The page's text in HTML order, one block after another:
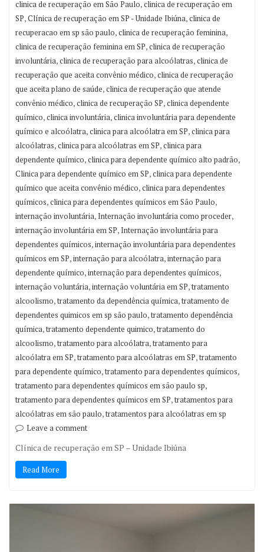
clinica de recuperação em São Paulo,clinica de recuperação em
SP,Clínica de recuperação em SP - Unidade Ibiúna,clinica de
recuperacao em sp são paulo,clinica de recuperação feminina,
clinica de recuperação feminina em SP,clinica de recuperação
involuntária,clinica de recuperação para alcoólatras,clinica de
recuperação que aceita convênio médico,clinica de recuperação
que aceita plano de saúde,clinica de recuperação que atende
convênio médico,clinica de recuperação SP,clinica dependente
químico,clinica involuntária,clinica involuntária para dependente
químico e alcoólatra,clinica para alcoólatra em SP,clinica para
alcoólatras,clinica para alcoólatras em SP,clinica para
dependente químico,clinica para dependente químico alto padrão,
Clinica para dependente químico em SP,clinica para dependente
químico que aceita convênio médico,clinica para dependentes
químicos,clinica para dependentes químicos em São Paulo,
internação involuntária, Internação involuntária como proceder,
internação involuntária em SP, Internação involuntária para
dependentes químicos,internação involuntária para dependentes
químicos em SP,internação para alcoólatra,internação para
dependente químico,internação para dependentes químicos,
internação voluntária,internação voluntária em SP,tratamento
alcoolismo,tratamento da dependência química,tratamento de
dependentes quimicos em sp são paulo,tratamento dependência
química,tratamento dependente quimico,tratamento do
alcoolismo,tratamento para alcoólatra,tratamento para
alcoólatra em SP,tratamento para alcoólatras em SP,tratamento
para dependente químico,tratamento para dependentes químicos,
tratamento para dependentes químicos em são paulo sp,
tratamento para dependentes químicos em SP,tratamentos para
alcoólatras em são paulo,tratamentos para alcoólatras em sp
Leave a comment
Clínica de recuperação em SP – Unidade Ibiúna
Read More